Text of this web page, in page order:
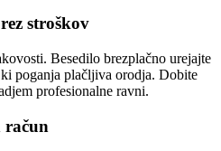
stroškov
Besedilo brezplačno urejajte
poganja plačljiva orodja. Dobite
profesionalne ravni.
račun